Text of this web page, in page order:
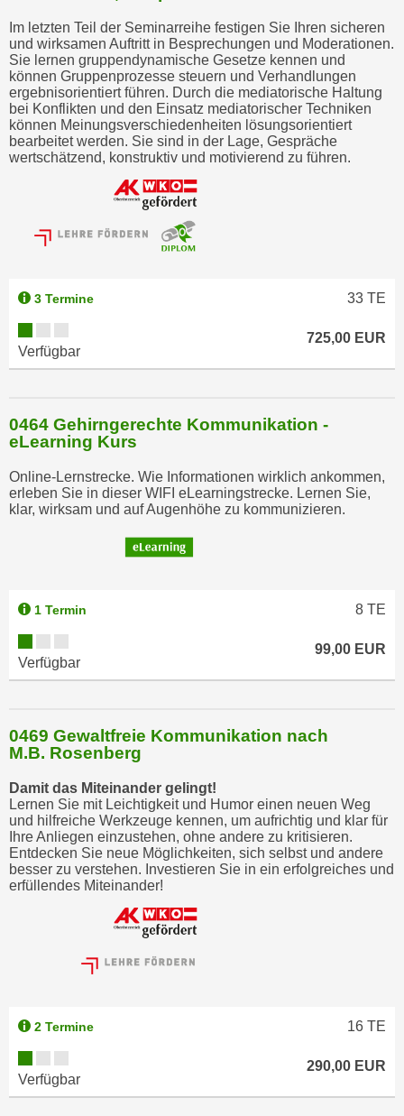
Im letzten Teil der Seminarreihe festigen Sie Ihren sicheren
und wirksamen Auftritt in Besprechungen und Moderationen.
Sie lernen gruppendynamische Gesetze kennen und
können Gruppenprozesse steuern und Verhandlungen
ergebnisorientiert führen. Durch die mediatorische Haltung
bei Konflikten und den Einsatz mediatorischer Techniken
können Meinungsverschiedenheiten lösungsorientiert
bearbeitet werden. Sie sind in der Lage, Gespräche
wertschätzend, konstruktiv und motivierend zu führen.
3 Termine 33 TE
Verfügbar
725,00 EUR
0464 Gehirngerechte Kommunikation -
eLearning Kurs
Online-Lernstrecke. Wie Informationen wirklich ankommen,
erleben Sie in dieser WIFI eLearningstrecke. Lernen Sie,
klar, wirksam und auf Augenhöhe zu kommunizieren.
1 Termin 8 TE
Verfügbar
99,00 EUR
0469 Gewaltfreie Kommunikation nach
M.B. Rosenberg
Damit das Miteinander gelingt!
Lernen Sie mit Leichtigkeit und Humor einen neuen Weg
und hilfreiche Werkzeuge kennen, um aufrichtig und klar für
Ihre Anliegen einzustehen, ohne andere zu kritisieren.
Entdecken Sie neue Möglichkeiten, sich selbst und andere
besser zu verstehen. Investieren Sie in ein erfolgreiches und
erfüllendes Miteinander!
2 Termine 16 TE
Verfügbar
290,00 EUR